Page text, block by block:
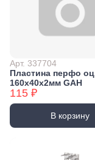
Арт. 337704
Пластина перфо
160x40x2мм GAH
115 ₽
В корзину